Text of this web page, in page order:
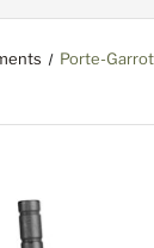
Porte-